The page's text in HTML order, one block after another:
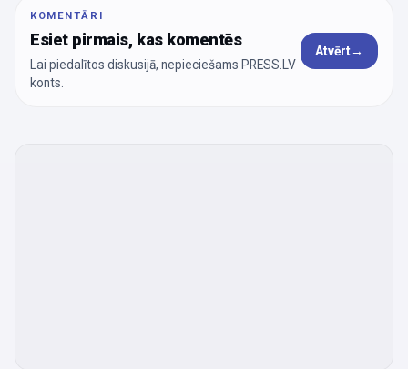
KOMENTĀRI
Esiet pirmais, kas komentēs
Lai piedalītos diskusijā, nepieciešams PRESS.LV
konts.
Atvērt→